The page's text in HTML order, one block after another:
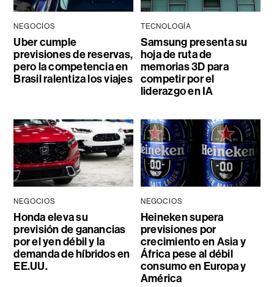
NEGOCIOS
Uber cumple
previsiones de reservas,
pero la competencia en
Brasil ralentiza los viajes
TECNOLOGÍA
Samsung presenta su
hoja de ruta de
memorias 3D para
competir por el
liderazgo en IA
NEGOCIOS
Honda eleva su
previsión de ganancias
por el yen débil y la
demanda de híbridos en
EE.UU.
NEGOCIOS
Heineken supera
previsiones por
crecimiento en Asia y
África pese al débil
consumo en Europa y
América